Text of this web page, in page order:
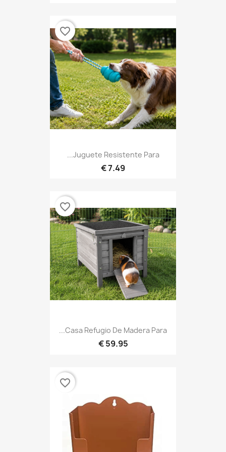
Juguete Resistente Para...
7.49 €
favorite_border
Casa Refugio De Madera Para...
59.95 €
favorite_border
favorite_border